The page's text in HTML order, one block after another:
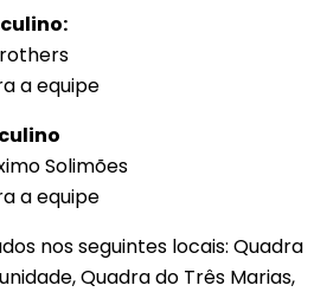
a equipe
Solimões
a equipe
nos seguintes locais: Quadra
Quadra do Três Marias,